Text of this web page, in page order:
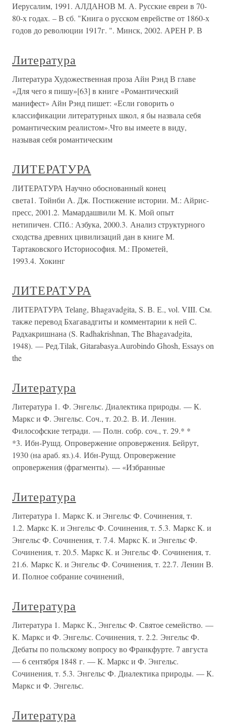
Иерусалим, 1991. АЛДАНОВ М. А. Русские евреи в 70-
80-х годах. – В сб. "Книга о русском еврействе от 1860-х
годов до революции 1917г. ". Минск, 2002. АРЕН Р. В
Литература
Литература Художественная проза Айн Рэнд В главе
«Для чего я пишу»[63] в книге «Романтический
манифест» Айн Рэнд пишет: «Если говорить о
классификации литературных школ, я бы назвала себя
романтическим реалистом».Что вы имеете в виду,
называя себя романтическим
ЛИТЕРАТУРА
ЛИТЕРАТУРА Научно обоснованный конец
света1. Тойнби А. Дж. Постижение истории. М.: Айрис-
пресс, 2001.2. Мамардашвили М. К. Мой опыт
нетипичен. СПб.: Азбука, 2000.3. Анализ структурного
сходства древних цивилизаций дан в книге М.
Тартаковского Историософия. М.: Прометей,
1993.4. Хокинг
ЛИТЕРАТУРА
ЛИТЕРАТУРА Теlаng, Bhagavadgita, S. В. Е., vol. VIII. См.
также перевод Бхагавадгиты и комментарии к ней С.
Радхакришнана (S. Radhakrishnan, The Bhagavadgita,
1948). — Ред.Тilak, Gitarabasya.Aurоbindо Ghоsh, Essays on
the
Литература
Литература 1. Ф. Энгельс. Диалектика природы. — К.
Маркс и Ф. Энгельс. Соч., т. 20.2. В. И. Ленин.
Философские тетради. — Полн. собр. соч., т. 29.* *
*3. Ибн-Рушд. Опровержение опровержения. Бейрут,
1930 (на араб. яз.).4. Ибн-Рушд. Опровержение
опровержения (фрагменты). — «Избранные
Литература
Литература 1. Маркс К. и Энгельс Ф. Сочинения, т.
1.2. Маркс К. и Энгельс Ф. Сочинения, т. 5.3. Маркс К. и
Энгельс Ф. Сочинения, т. 7.4. Маркс К. и Энгельс Ф.
Сочинения, т. 20.5. Маркс К. и Энгельс Ф. Сочинения, т.
21.6. Маркс К. и Энгельс Ф. Сочинения, т. 22.7. Ленин В.
И. Полное собрание сочинений,
Литература
Литература 1. Маркс К., Энгельс Ф. Святое семейство. —
К. Маркс и Ф. Энгельс. Сочинения, т. 2.2. Энгельс Ф.
Дебаты по польскому вопросу во Франкфурте. 7 августа
— 6 сентября 1848 г. — К. Маркс и Ф. Энгельс.
Сочинения, т. 5.3. Энгельс Ф. Диалектика природы. — К.
Маркс и Ф. Энгельс.
Литература